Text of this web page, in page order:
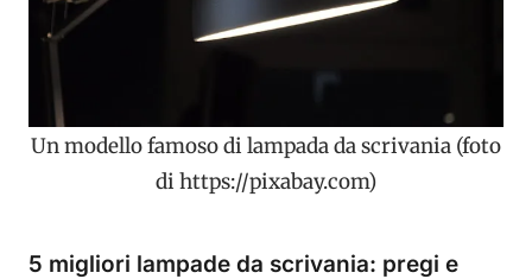
Un modello famoso di lampada da scrivania (foto
di https://pixabay.com)
5 migliori lampade da scrivania: pregi e